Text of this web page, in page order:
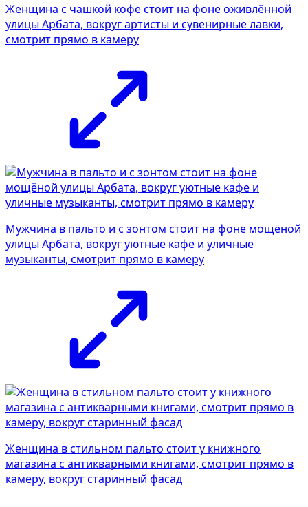
Женщина с чашкой кофе стоит на фоне оживлённой
улицы Арбата, вокруг артисты и сувенирные лавки,
смотрит прямо в камеру
Мужчина в пальто и с зонтом стоит на фоне мощёной
улицы Арбата, вокруг уютные кафе и уличные
музыканты, смотрит прямо в камеру
Женщина в стильном пальто стоит у книжного
магазина с антикварными книгами, смотрит прямо в
камеру, вокруг старинный фасад